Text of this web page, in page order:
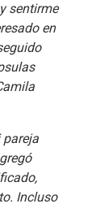
sentirme
en
pareja
Incluso